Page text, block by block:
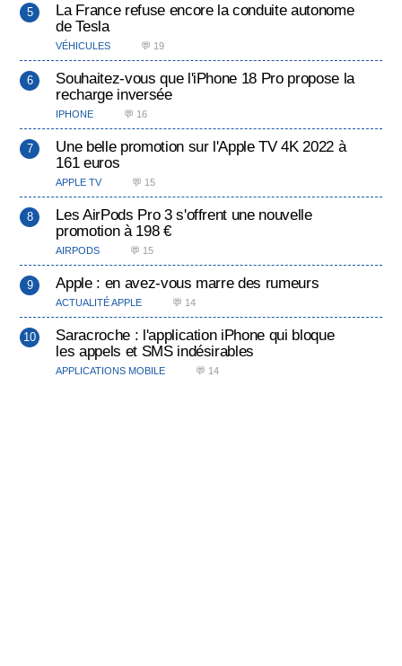
La France refuse encore la conduite autonome
de Tesla
VÉHICULES 💬 19
Souhaitez-vous que l'iPhone 18 Pro propose la
recharge inversée
IPHONE 💬 16
Une belle promotion sur l'Apple TV 4K 2022 à
161 euros
APPLE TV 💬 15
Les AirPods Pro 3 s'offrent une nouvelle
promotion à 198 €
AIRPODS 💬 15
Apple : en avez-vous marre des rumeurs
ACTUALITÉ APPLE 💬 14
Saracroche : l'application iPhone qui bloque
les appels et SMS indésirables
APPLICATIONS MOBILE 💬 14